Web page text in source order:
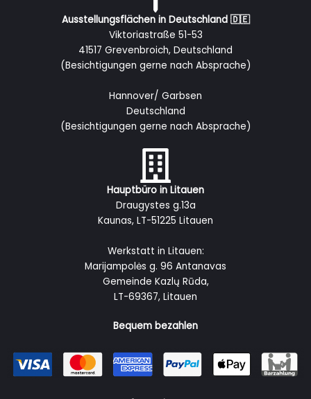
Ausstellungsflächen in Deutschland 🇩🇪
Viktoriastraße 51-53
41517 Grevenbroich, Deutschland
(Besichtigungen gerne nach Absprache)
Hannover/ Garbsen
Deutschland
(Besichtigungen gerne nach Absprache)
Hauptbüro in Litauen
Draugystes g.13a
Kaunas, LT-51225 Litauen
Werkstatt in Litauen:
Marijampolės g. 96 Antanavas
Gemeinde Kazlų Rūda,
LT-69367, Litauen
Bequem bezahlen